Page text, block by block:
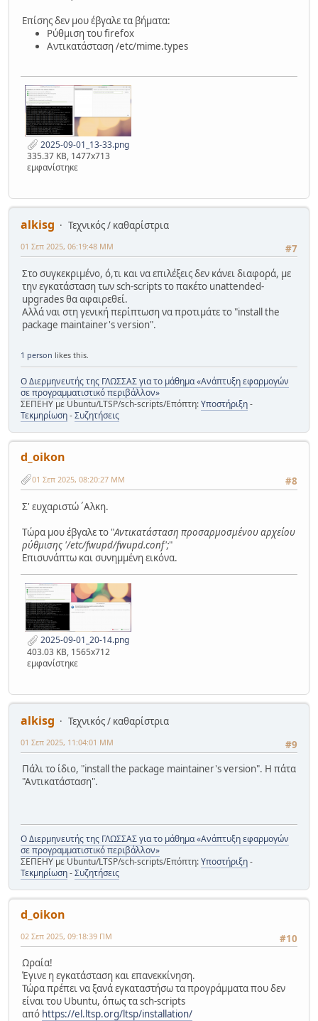
Επίσης δεν μου έβγαλε τα βήματα:
Ρύθμιση του firefox
Αντικατάσταση /etc/mime.types
2025-09-01_13-33.png
335.37 KB, 1477x713
εμφανίστηκε
alkisg
Τεχνικός / καθαρίστρια
#7
01 Σεπ 2025, 06:19:48 ΜΜ
Στο συγκεκριμένο, ό,τι και να επιλέξεις δεν κάνει διαφορά, με
την εγκατάσταση των sch-scripts το πακέτο unattended-
upgrades θα αφαιρεθεί.
Αλλά ναι στη γενική περίπτωση να προτιμάτε το "install the
package maintainer's version".
1 person likes this.
Ο Διερμηνευτής της ΓΛΩΣΣΑΣ για το μάθημα «Ανάπτυξη εφαρμογών
σε προγραμματιστικό περιβάλλον»
ΣΕΠΕΗΥ με Ubuntu/LTSP/sch-scripts/Επόπτη:Υποστήριξη-
Τεκμηρίωση-Συζητήσεις
d_oikon
#8
01 Σεπ 2025, 08:20:27 ΜΜ
Σ' ευχαριστώ ´Aλκη.
Tώρα μου έβγαλε το "Aντικατάσταση προσαρμοσμένου αρχείου
ρύθμισης '/etc/fwupd/fwupd.conf';"
Eπισυνάπτω και συνημμένη εικόνα.
2025-09-01_20-14.png
403.03 KB, 1565x712
εμφανίστηκε
alkisg
Τεχνικός / καθαρίστρια
#9
01 Σεπ 2025, 11:04:01 ΜΜ
Πάλι το ίδιο, "install the package maintainer's version". Η πάτα
"Αντικατάσταση".
Ο Διερμηνευτής της ΓΛΩΣΣΑΣ για το μάθημα «Ανάπτυξη εφαρμογών
σε προγραμματιστικό περιβάλλον»
ΣΕΠΕΗΥ με Ubuntu/LTSP/sch-scripts/Επόπτη:Υποστήριξη-
Τεκμηρίωση-Συζητήσεις
d_oikon
#10
02 Σεπ 2025, 09:18:39 ΠΜ
Ωραία!
Έγινε η εγκατάσταση και επανεκκίνηση.
Τώρα πρέπει να ξανά εγκαταστήσω τα προγράμματα που δεν
είναι του Ubuntu, όπως τα sch-scripts
από https://el.ltsp.org/ltsp/installation/